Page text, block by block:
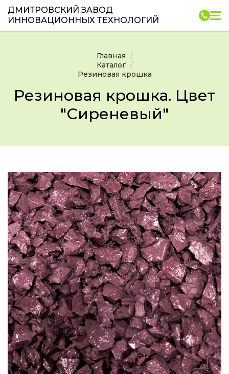
ДМИТРОВСКИЙ ЗАВОД
ИННОВАЦИОННЫХ ТЕХНОЛОГИЙ
Главная
Каталог
Резиновая крошка
Резиновая крошка. Цвет
"Сиреневый"